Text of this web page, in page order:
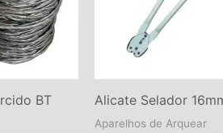
BT
Alicate Selador
Aparelhos de Arquear